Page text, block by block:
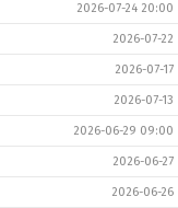
2026-07-24 20:00
2026-07-22
2026-07-17
2026-07-13
2026-06-29 09:00
2026-06-27
2026-06-26